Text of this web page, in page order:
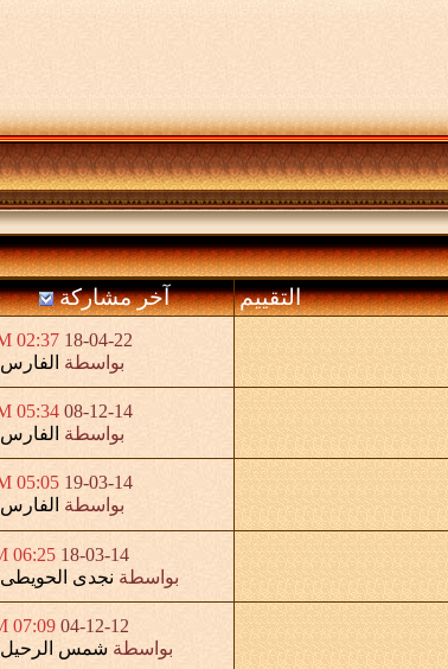
التقييم
آخر مشاركة
18-04-22
02:37 AM
بواسطة الفارس
08-12-14
05:34 AM
بواسطة الفارس
19-03-14
05:05 AM
بواسطة الفارس
18-03-14
06:25 PM
بواسطة نجدى الحويطى
04-12-12
07:09 PM
بواسطة شمس الرحيل